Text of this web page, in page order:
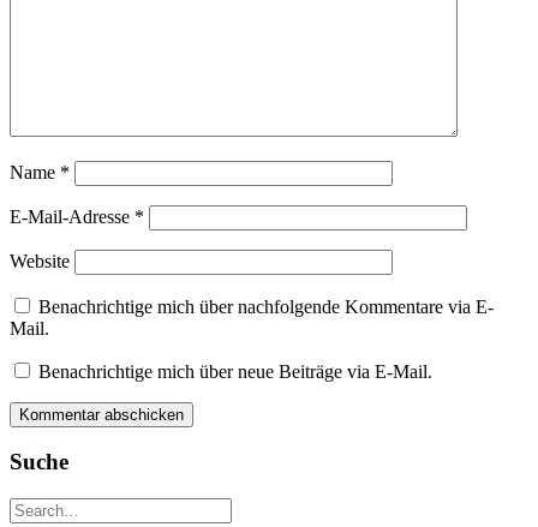
Name *
E-Mail-Adresse *
Website
Benachrichtige mich über nachfolgende Kommentare via E-
Mail.
Benachrichtige mich über neue Beiträge via E-Mail.
Suche